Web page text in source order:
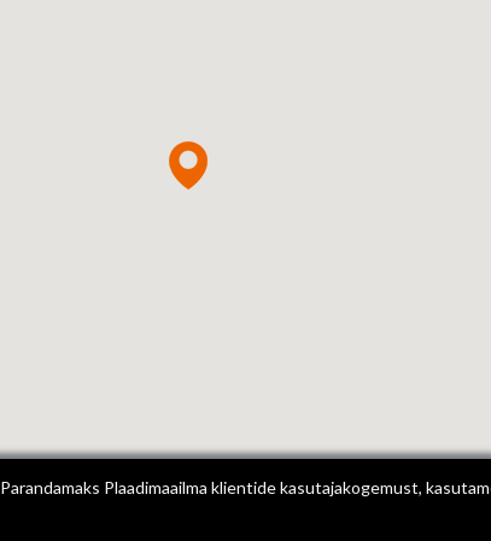
Parandamaks Plaadimaailma klientide kasutajakogemust,